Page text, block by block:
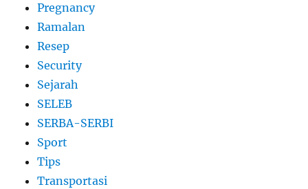
Pregnancy
Ramalan
Resep
Security
Sejarah
SELEB
SERBA-SERBI
Sport
Tips
Transportasi